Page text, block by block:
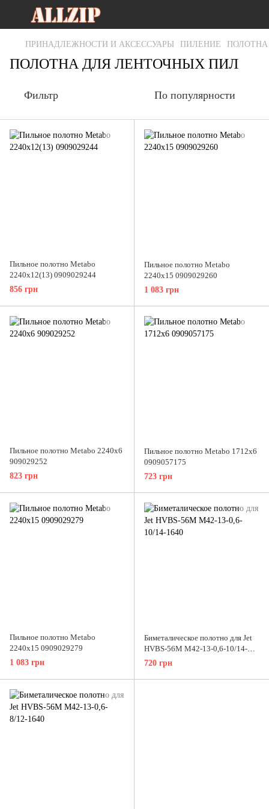
ПРИНАДЛЕЖНОСТИ И АКСЕССУАРЫ ПИЛЕНИЕ
ПОЛОТНА ДЛЯ ЛЕНТОЧНЫХ ПИЛ
Фильтр По популярности
Пильное полотно Metabo
2240x12(13) 0909029244
856 грн
Пильное полотно Metabo
2240x15 0909029260
1 083 грн
Пильное полотно Metabo 2240x6
909029252
823 грн
Пильное полотно Metabo 1712x6
0909057175
723 грн
Пильное полотно Metabo
2240x15 0909029279
1 083 грн
Биметалическое полотно для Jet
HVBS-56M M42-13-0,6-10/14-
1640
720 грн